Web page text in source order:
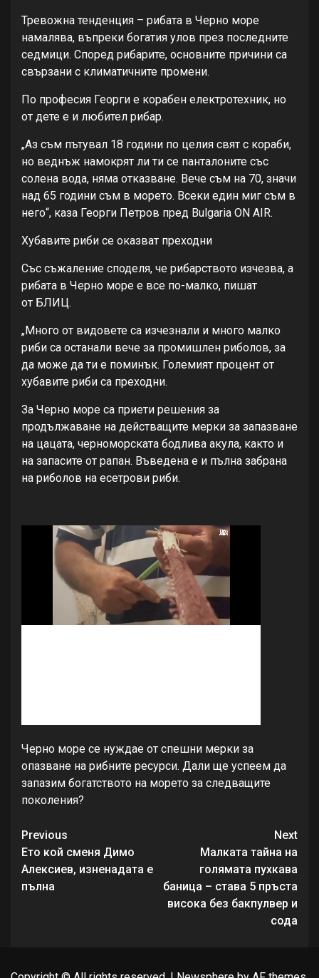
Тревожна тенденция – рибата в Черно море
намалява, въпреки богатия улов през последните
седмици. Според рибарите, основните причини са
свързани с климатичните промени.
По професия Георги е корабен електротехник, но
от дете е и любител рибар.
„Аз съм пътувал 18 години по целия свят с кораби,
но веднъж намокрят ли ти се панталоните със
солена вода, няма отказване. Вече съм на 70, значи
над 65 години съм в морето. Всеки един миг съм в
него“, каза Георги Петров пред Bulgaria ON AIR.
Хубавите риби се оказват преходни
Със съжаление споделя, че рибарството изчезва, а
рибата в Черно море е все по-малко, пишат
от БЛИЦ.
„Много от видовете са изчезнали и много малко
риби са останали вече за промишлен риболов, за
да може да ти е поминък. Големият процент от
хубавите риби са преходни.
За Черно море са приети решения за
продължаване на действащите мерки за запазване
на цацата, черноморската бодлива акула, както и
на запасите от рапан. Въведена е и пълна забрана
на риболов на есетрови риби.
Черно море се нуждае от спешни мерки за
опазване на рибните ресурси. Дали ще успеем да
запазим богатството на морето за следващите
поколения?
Continue
Reading
Previous
Ето кой сменя Димо
Алексиев, изненадата е
пълна
Next
Малката тайна на
голямата пухкава
баница – става 5 пръста
висока без бакпулвер и
сода